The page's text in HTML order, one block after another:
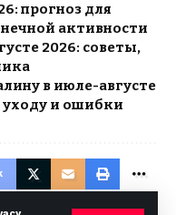
прогноз для
активности
2026: советы,
в июле-августе
уходу и ошибки